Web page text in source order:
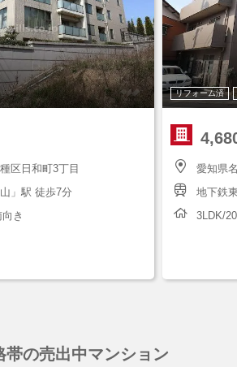
区日和町3丁目
」駅 徒歩7分
き
リフォーム済
愛知県
地下鉄
3LDK/
帯の売出中マンション